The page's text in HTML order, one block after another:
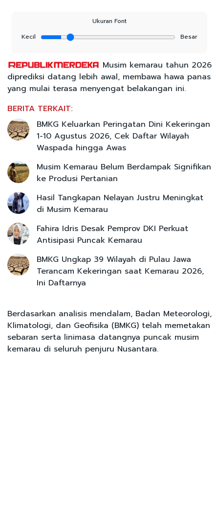
Ukuran Font
Kecil
Besar
Musim kemarau tahun 2026
diprediksi datang lebih awal, membawa hawa panas
yang mulai terasa menyengat belakangan ini.
BERITA TERKAIT:
BMKG Keluarkan Peringatan Dini Kekeringan
1-10 Agustus 2026, Cek Daftar Wilayah
Waspada hingga Awas
Musim Kemarau Belum Berdampak Signifikan
ke Produsi Pertanian
Hasil Tangkapan Nelayan Justru Meningkat
di Musim Kemarau
Fahira Idris Desak Pemprov DKI Perkuat
Antisipasi Puncak Kemarau
BMKG Ungkap 39 Wilayah di Pulau Jawa
Terancam Kekeringan saat Kemarau 2026,
Ini Daftarnya
Berdasarkan analisis mendalam, Badan Meteorologi,
Klimatologi, dan Geofisika (BMKG) telah memetakan
sebaran serta linimasa datangnya puncak musim
kemarau di seluruh penjuru Nusantara.